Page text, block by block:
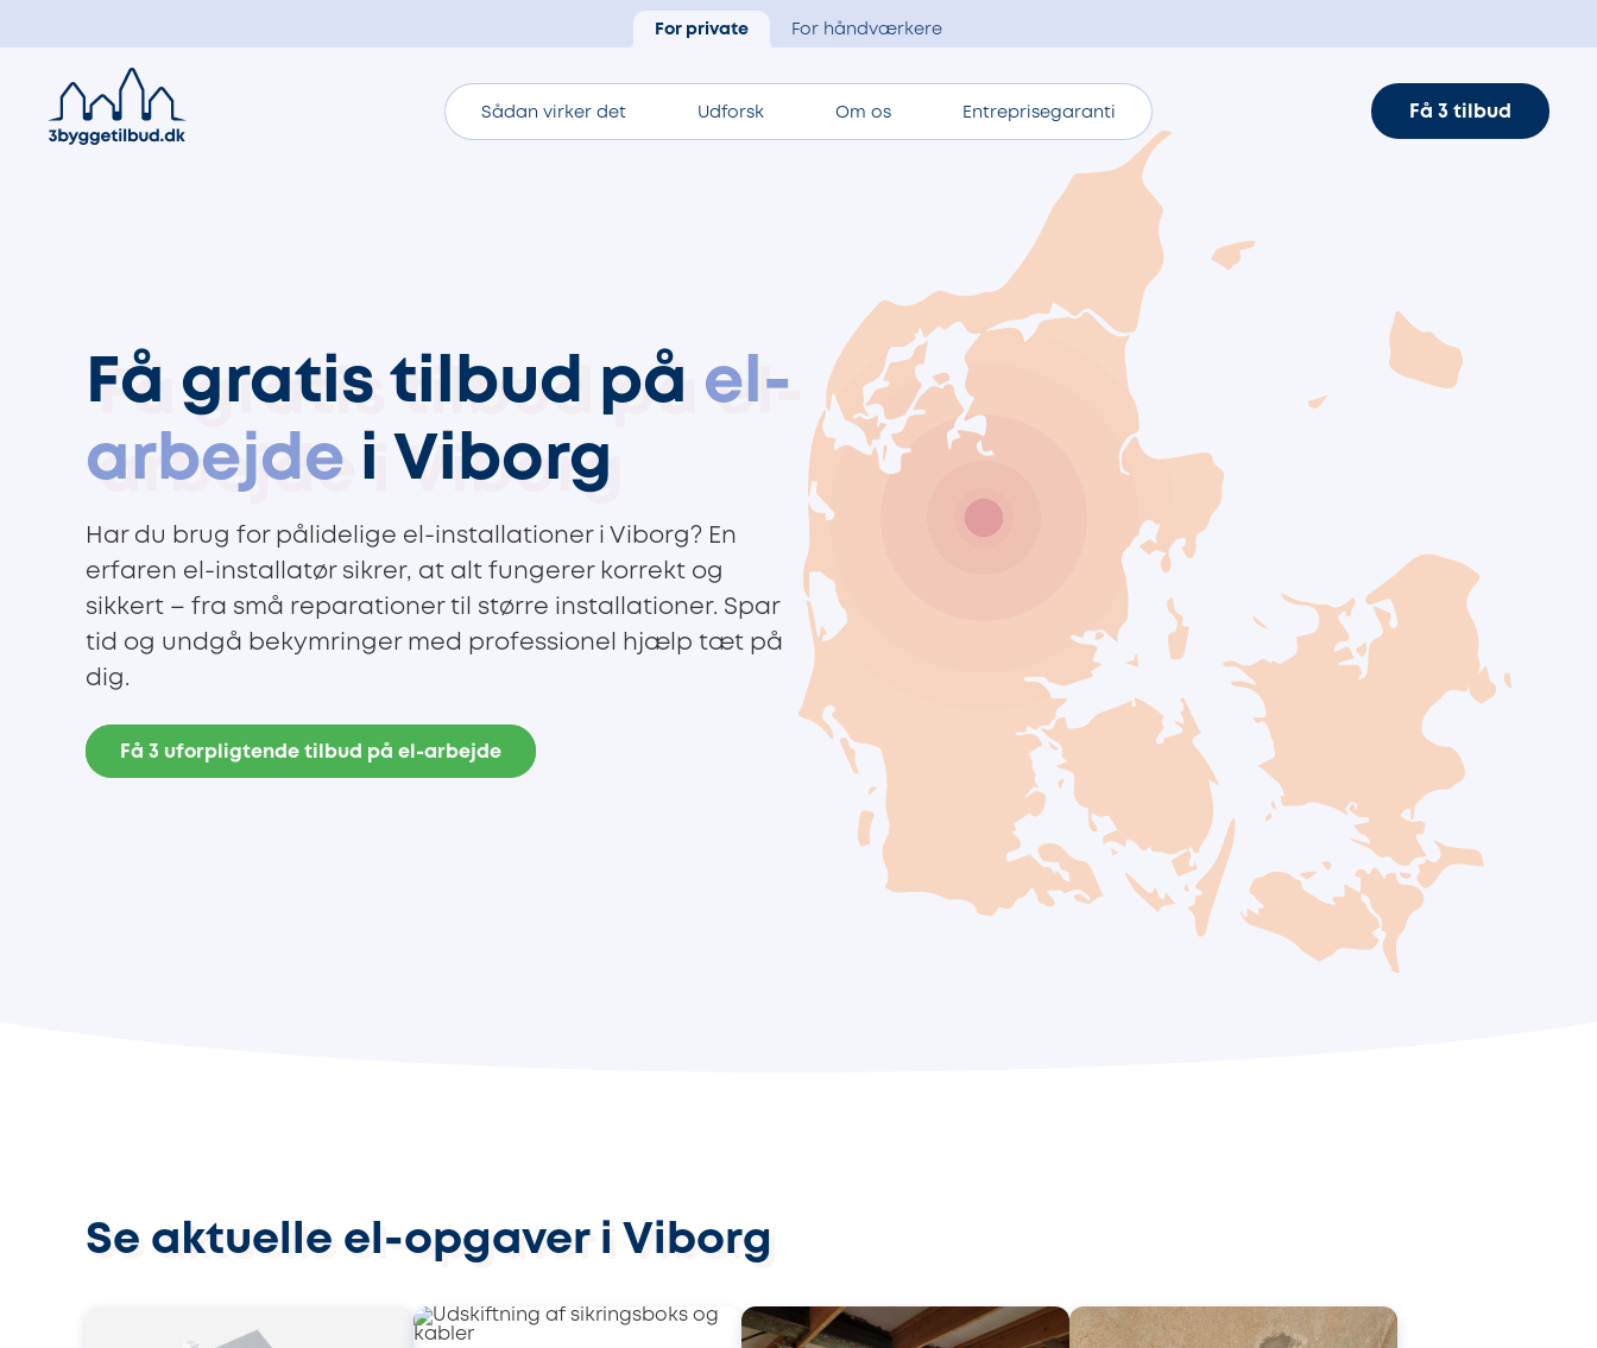
For private For håndværkere
Sådan virker det Udforsk Om os Entreprisegaranti Få 3 tilbud
Få gratis tilbud på el-
arbejde i Viborg
Har du brug for pålidelige el-installationer i Viborg? En
erfaren el-installatør sikrer, at alt fungerer korrekt og
sikkert – fra små reparationer til større installationer. Spar
tid og undgå bekymringer med professionel hjælp tæt på
dig.
Få 3 uforpligtende tilbud på el-arbejde
Se aktuelle el-opgaver i Viborg